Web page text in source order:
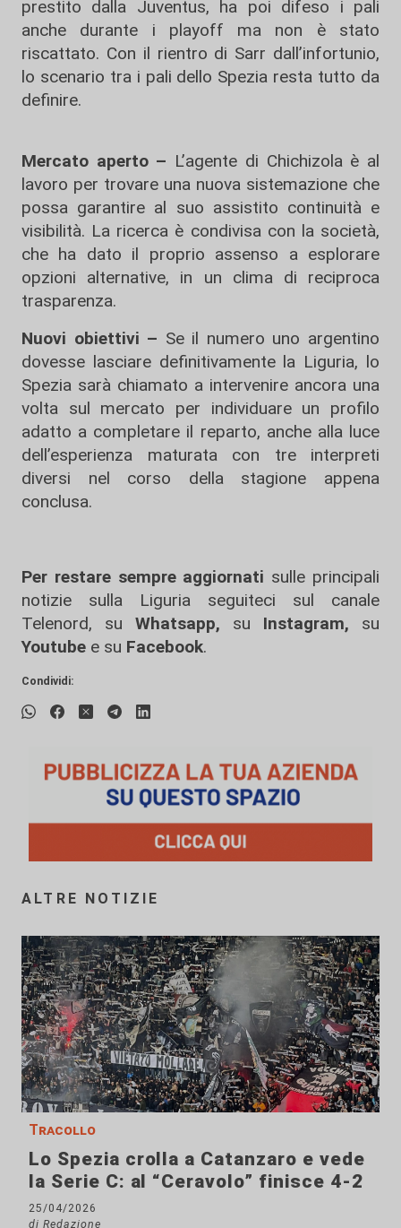
prestito dalla Juventus, ha poi difeso i pali
anche durante i playoff ma non è stato
riscattato. Con il rientro di Sarr dall’infortunio,
lo scenario tra i pali dello Spezia resta tutto da
definire.
Mercato aperto – L’agente di Chichizola è al
lavoro per trovare una nuova sistemazione che
possa garantire al suo assistito continuità e
visibilità. La ricerca è condivisa con la società,
che ha dato il proprio assenso a esplorare
opzioni alternative, in un clima di reciproca
trasparenza.
Nuovi obiettivi – Se il numero uno argentino
dovesse lasciare definitivamente la Liguria, lo
Spezia sarà chiamato a intervenire ancora una
volta sul mercato per individuare un profilo
adatto a completare il reparto, anche alla luce
dell’esperienza maturata con tre interpreti
diversi nel corso della stagione appena
conclusa.
Per restare sempre aggiornati sulle principali
notizie sulla Liguria seguiteci sul canale
Telenord, su
Whatsapp, su Instagram, su
Youtube e su Facebook.
Condividi:
ALTRE NOTIZIE
Tracollo
Lo Spezia crolla a Catanzaro e vede
la Serie C: al “Ceravolo” finisce 4-2
25/04/2026
di Redazione